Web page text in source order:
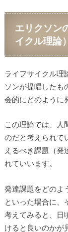
エリクソン
イクル理論
ライフサイクル理
ソンが提唱したも
会的にどのように
この理論では、人
のだと考えられて
えるべき課題（発
れていいます。
発達課題をどのよ
といった場合に、
考えてみると、日
けると良いのかが